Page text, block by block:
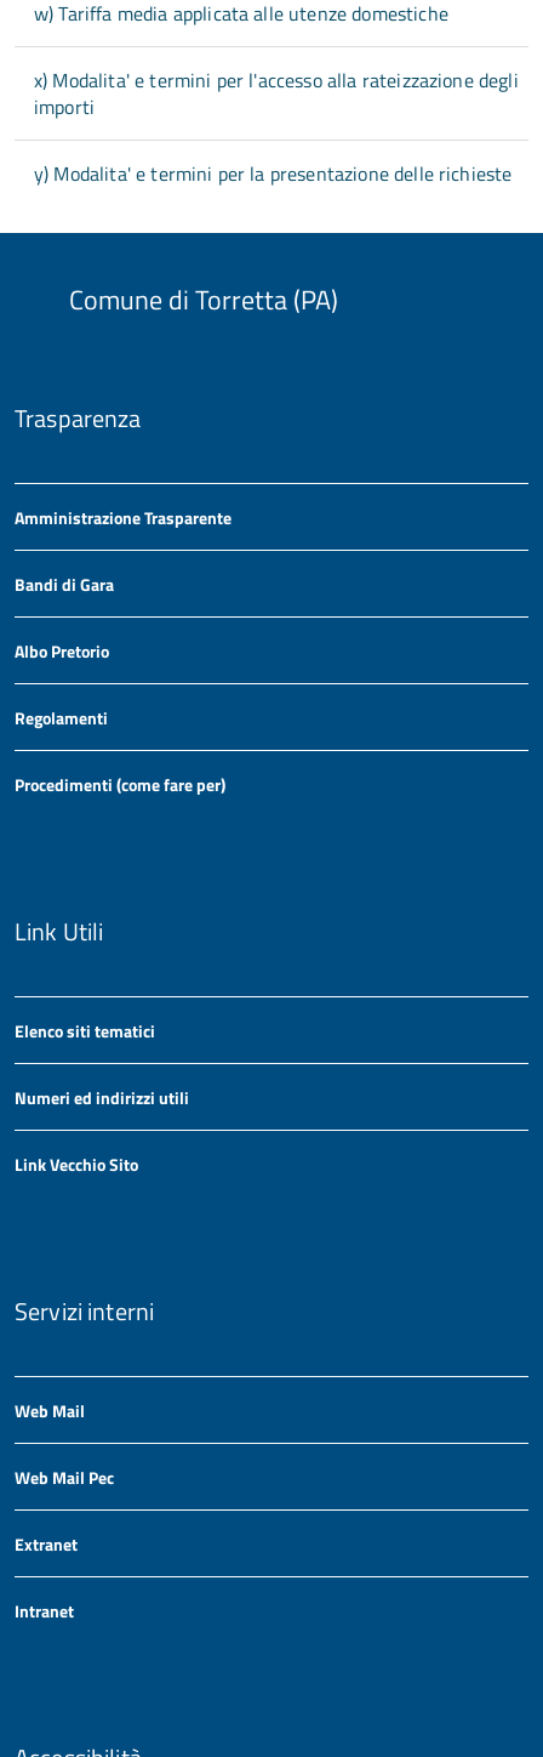
w) Tariffa media applicata alle utenze domestiche
x) Modalita' e termini per l'accesso alla rateizzazione degli
importi
y) Modalita' e termini per la presentazione delle richieste
Comune di Torretta (PA)
Trasparenza
Amministrazione Trasparente
Bandi di Gara
Albo Pretorio
Regolamenti
Procedimenti (come fare per)
Link Utili
Elenco siti tematici
Numeri ed indirizzi utili
Link Vecchio Sito
Servizi interni
Web Mail
Web Mail Pec
Extranet
Intranet